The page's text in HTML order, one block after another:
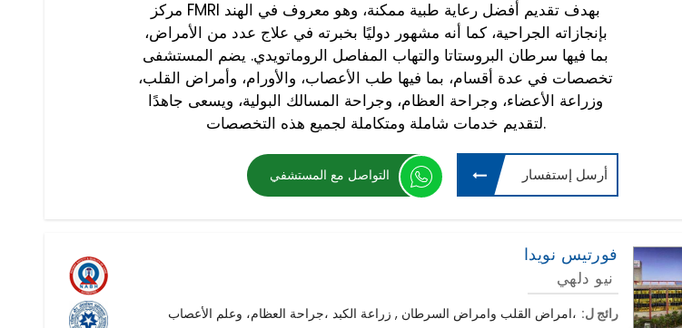
مركز FMRI بهدف تقديم أفضل رعاية طبية ممكنة، وهو معروف في الهند
بإنجازاته الجراحية، كما أنه مشهور دوليًا بخبرته في علاج عدد من الأمراض،
بما فيها سرطان البروستاتا والتهاب المفاصل الروماتويدي. يضم المستشفى
تخصصات في عدة أقسام، بما فيها طب الأعصاب، والأورام، وأمراض القلب،
وزراعة الأعضاء، وجراحة العظام، وجراحة المسالك البولية، ويسعى جاهدًا
لتقديم خدمات شاملة ومتكاملة لجميع هذه التخصصات.
التواصل مع المستشفي أرسل إستفسار
فورتيس نويدا
نيو دلهي
رائج ل: امراض القلب وامراض السرطان , زراعة الكبد ،جراحة العظام، وعلم الأعصاب،